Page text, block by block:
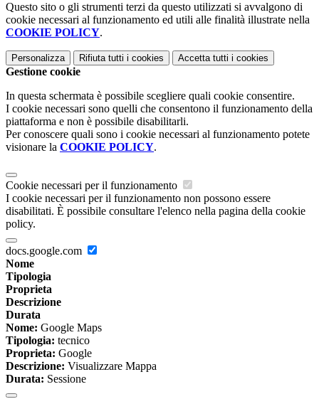
Questo sito o gli strumenti terzi da questo utilizzati si avvalgono di
cookie necessari al funzionamento ed utili alle finalità illustrate nella
COOKIE POLICY.
Personalizza Rifiuta tutti i cookies Accetta tutti i cookies
Gestione cookie
In questa schermata è possibile scegliere quali cookie consentire.
I cookie necessari sono quelli che consentono il funzionamento della
piattaforma e non è possibile disabilitarli.
Per conoscere quali sono i cookie necessari al funzionamento potete
visionare la COOKIE POLICY.
Cookie necessari per il funzionamento
I cookie necessari per il funzionamento non possono essere
disabilitati. È possibile consultare l'elenco nella pagina della cookie
policy.
docs.google.com
Nome
Tipologia
Proprieta
Descrizione
Durata
Nome: Google Maps
Tipologia: tecnico
Proprieta: Google
Descrizione: Visualizzare Mappa
Durata: Sessione